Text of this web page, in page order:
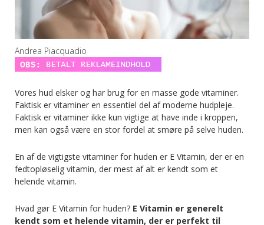
Andrea Piacquadio
Vores hud elsker og har brug for en masse gode vitaminer.
Faktisk er vitaminer en essentiel del af moderne hudpleje.
Faktisk er vitaminer ikke kun vigtige at have inde i kroppen,
men kan også være en stor fordel at smøre på selve huden.
En af de vigtigste vitaminer for huden er E Vitamin, der er en
fedtopløselig vitamin, der mest af alt er kendt som et
helende vitamin.
Hvad gør E Vitamin for huden? E Vitamin er generelt
kendt som et helende vitamin, der er perfekt til